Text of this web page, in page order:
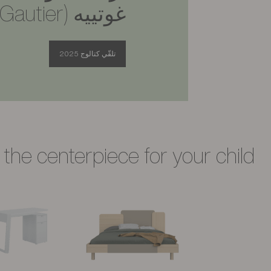
غوتييه (Gautier)
تلقّي كتالوج 2025
the centerpiece for your child